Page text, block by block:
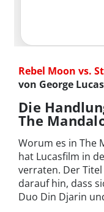
Rebel Moon vs.
von George
Die
The
Worum es in The
hat Lucasfilm in
verraten. Der
darauf hin, dass
Duo Din Djarin